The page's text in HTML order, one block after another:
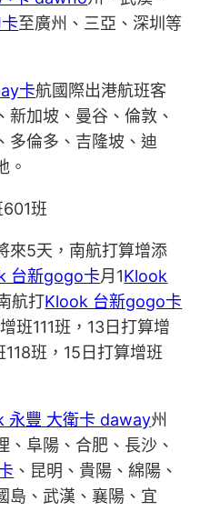
至廣州、三亞、深圳等
卡航國際出港航班客
新加坡、曼谷、倫敦、
多倫多、吉隆坡、迪
。
班
來5天，南航打算增添
台新gogo卡月1Klook
航打Klook 台新gogo卡
班111班，13日打算增
班，15日打算增班
永豐 大衛卡 daway州
、阜陽、合肥、長沙、
、昆明、貴陽、綿陽、
島、武漢、襄陽、宜